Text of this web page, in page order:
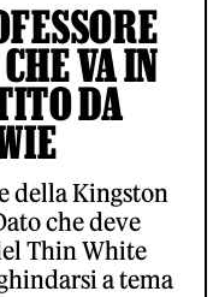
VA IN
DA
della Kingston
che deve
Thin White
a tema